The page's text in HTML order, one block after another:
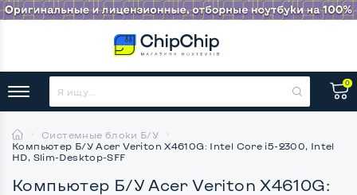
0
Системные блоки Б/У
Компьютер Б/У Acer Veriton X4610G: Intel Core i5-2300, Intel
HD, Slim-Desktop-SFF
Компьютер Б/У Acer Veriton X4610G: